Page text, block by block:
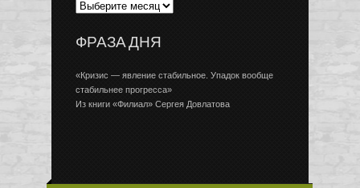
ФРАЗА ДНЯ
«Кризис — явление стабильное. Упадок вообще
стабильнее прогресса»
Из книги «Филиал» Сергея Довлатова